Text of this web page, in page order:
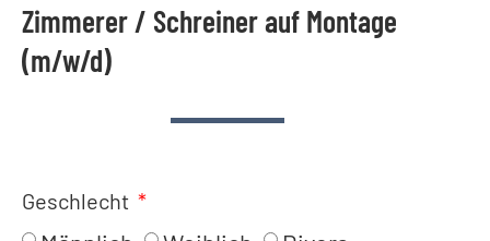
Zimmerer / Schreiner auf Montage
(m/w/d)
Geschlecht